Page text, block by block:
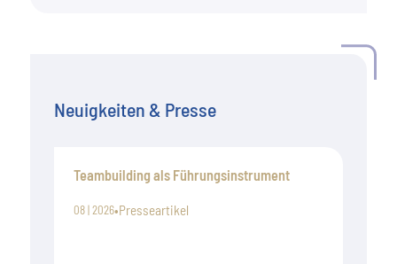
Neuigkeiten & Presse
Teambuilding als Führungsinstrument
08 | 2026•Presseartikel